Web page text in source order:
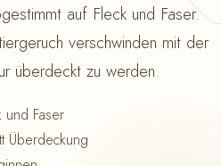
auf Fleck und Faser.
verschwinden mit der
überdeckt zu werden.
und Faser
Überdeckung